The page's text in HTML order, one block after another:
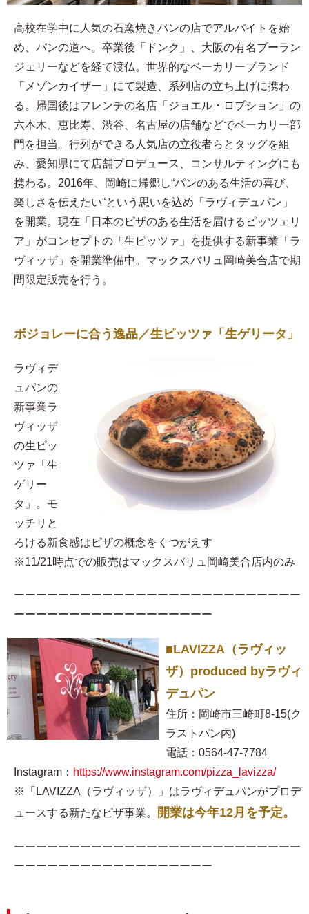
高校在学中に人気の石窯焼きパンの店でアルバイトを始
め、パンの道へ。卒業後「ドンク」、大阪の有名ブーラン
ジェリーなどを経て渡仏。世界的なベーカリーブランド
「メゾンカイザー」にて製造、系列店の立ち上げに携わ
る。帰国後はフレンチの名店「ジョエル・ロブション」の
六本木、恵比寿、渋谷、名古屋の店舗などでベーカリー部
門を担当。行列ができる人気店の立役者らとタッグを組
み、愛知県にて店舗プロデュース、コンサルティングにも
携わる。2016年、岡崎に帰郷し“パンのある生活の喜び、
楽しさを伝えたい“という思いを込め「ラヴィデュパン」
を開業。現在「日本のピザのある生活を届けるピッツェリ
ア」がコンセプトの「生ピッツァ」を提供する新事業「ラ
ヴィッザ」を開業準備中。マックスバリュ岡崎美合店で期
間限定販売を行う。
ボジョレーに合う逸品／生ピッツァ「生ゲリータ」
ラヴィデ
ュパンの
新事業ラ
ヴィッザ
の生ピッ
ツァ「生
ゲリー
タ」。モ
ッチリと
ろける新食感はピザの概念をくつがえす
※11/21時点での販売はマックスバリュ岡崎美合店内のみ
ーーーーーーーーーーーーーーーーーーーーーーーーーー
ーーーーーーーーーーーーーーーーーー
■LAVIZZA（ラヴィッ
ザ）produced byラヴィ
デュパン
住所：岡崎市三崎町8-15(ク
ラストパン内)
電話：0564-47-7784
Instagram： https://www.instagram.com/pizza_lavizza/
※「LAVIZZA（ラヴィッザ）」はラヴィデュパンがプロデ
ュースする新たなピザ事業。
開業は今年12月を予定。
ーーーーーーーーーーーーーーーーーーーーーーーーーー
ーーーーーーーーーーーーーーーーーー